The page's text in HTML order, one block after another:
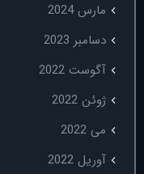
مارس 2024
دسامبر 2023
آگوست 2022
ژوئن 2022
می 2022
آوریل 2022